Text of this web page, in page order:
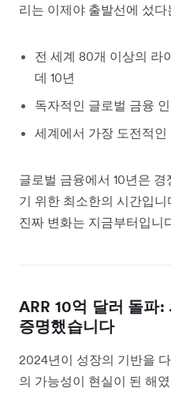
리는 이제야 출발선에 섰다
전 세계 80개 이상의 라
데 10년
독자적인 글로벌 금융
세계에서 가장 도전적인
글로벌 금융에서 10년은
기 위한 최소한의 시간입
진짜 변화는 지금부터입니
ARR 10억 달러 돌파
증명했습니다
2024년이 성장의 기반을
의 가능성이 현실이 된 해